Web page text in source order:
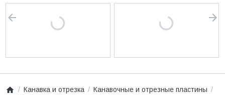
Канавка и отрезка
Канавочные и отрезные пластины